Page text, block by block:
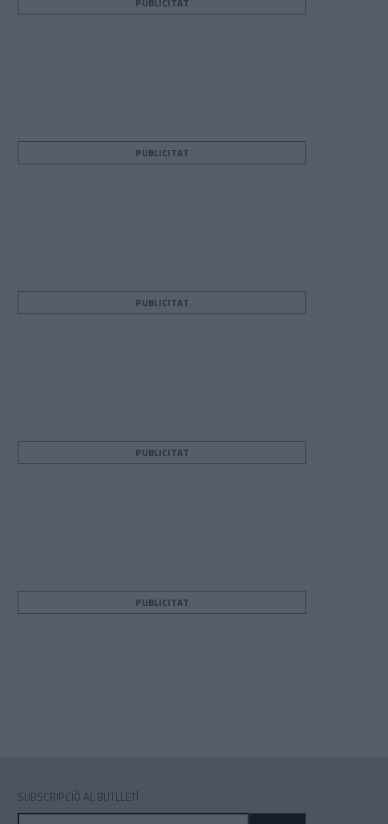
PUBLICITAT
PUBLICITAT
PUBLICITAT
PUBLICITAT
SUBSCRIPCIÓ AL BUTLLETÍ
Adreça